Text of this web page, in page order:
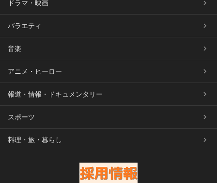
ドラマ・映画
バラエティ
音楽
アニメ・ヒーロー
報道・情報・ドキュメンタリー
スポーツ
料理・旅・暮らし